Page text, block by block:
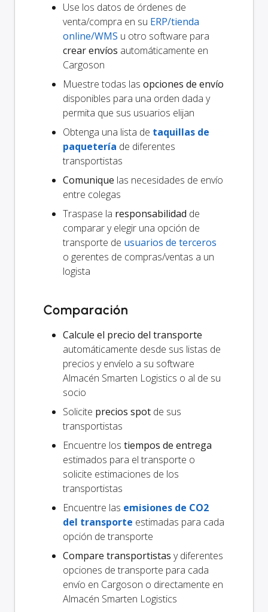
Use los datos de órdenes de
venta/compra en su ERP/tienda
online/WMS u otro software para
crear envíos automáticamente en
Cargoson
Muestre todas las opciones de envío
disponibles para una orden dada y
permita que sus usuarios elijan
Obtenga una lista de taquillas de
paquetería de diferentes
transportistas
Comunique las necesidades de envío
entre colegas
Traspase la responsabilidad de
comparar y elegir una opción de
transporte de usuarios de terceros
o gerentes de compras/ventas a un
logista
Comparación
Calcule el precio del transporte
automáticamente desde sus listas de
precios y envíelo a su software
Almacén Smarten Logistics o al de su
socio
Solicite precios spot de sus
transportistas
Encuentre los tiempos de entrega
estimados para el transporte o
solicite estimaciones de los
transportistas
Encuentre las emisiones de CO2
del transporte estimadas para cada
opción de transporte
Compare transportistas y diferentes
opciones de transporte para cada
envío en Cargoson o directamente en
Almacén Smarten Logistics